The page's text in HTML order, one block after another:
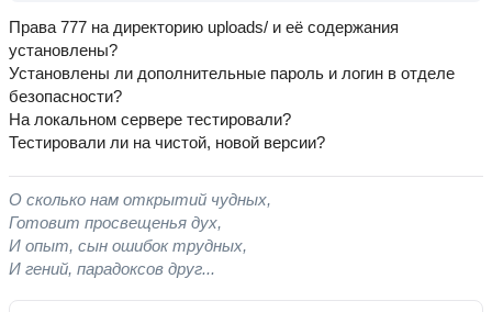
Права 777 на директорию uploads/ и её содержания
установлены?
Установлены ли дополнительные пароль и логин в отделе
безопасности?
На локальном сервере тестировали?
Тестировали ли на чистой, новой версии?
О сколько нам открытий чудных,
Готовит просвещенья дух,
И опыт, сын ошибок трудных,
И гений, парадоксов друг...